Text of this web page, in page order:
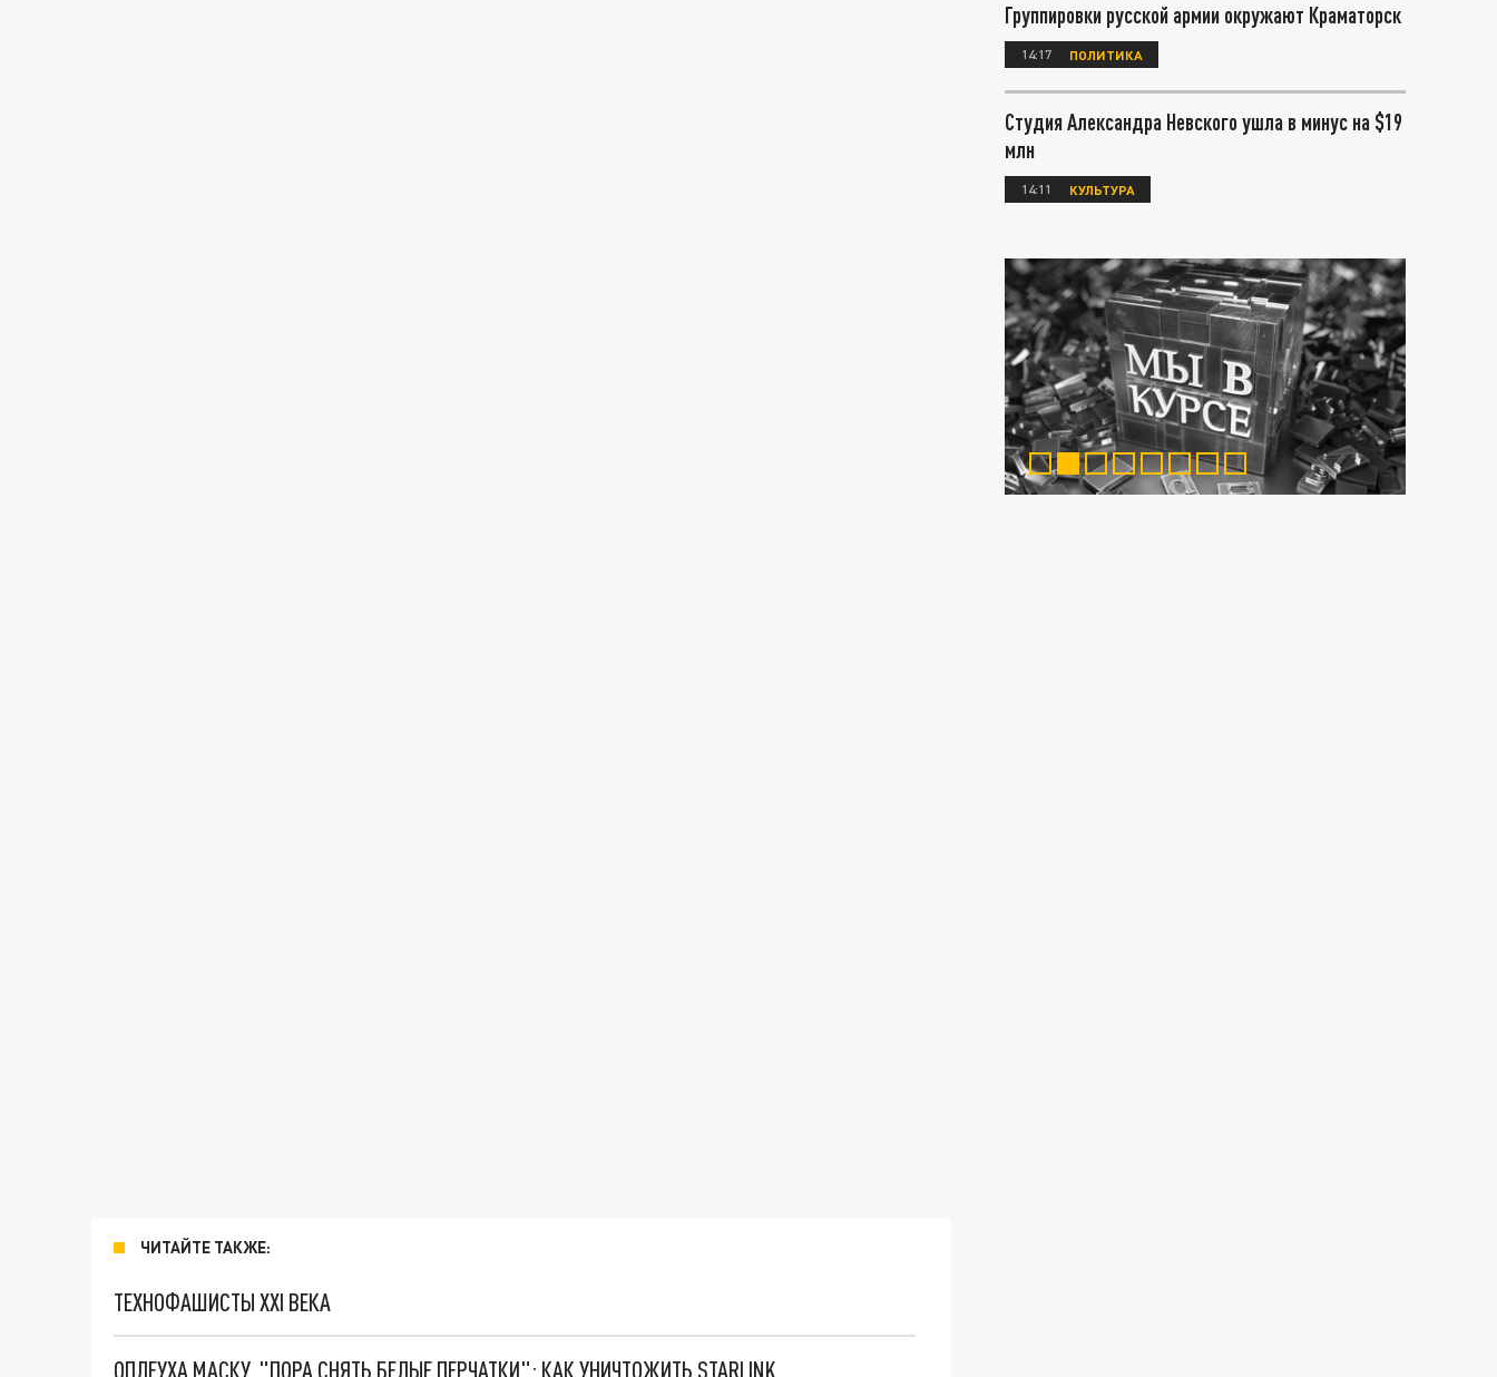
ЧИТАЙТЕ ТАКЖЕ:
ТЕХНОФАШИСТЫ XXI ВЕКА
ОПЛЕУХА МАСКУ. "ПОРА СНЯТЬ БЕЛЫЕ ПЕРЧАТКИ": КАК УНИЧТОЖИТЬ STARLINK
Группировки русской армии окружают Краматорск
14:17 ПОЛИТИКА
Студия Александра Невского ушла в минус на $19
млн
14:11 КУЛЬТУРА